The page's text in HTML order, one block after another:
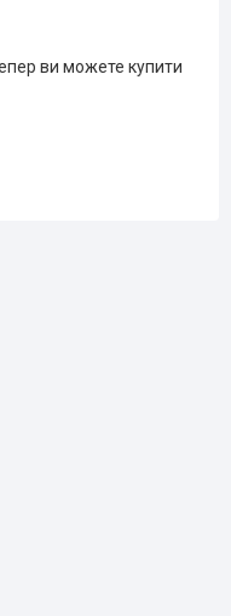
ви можете купити